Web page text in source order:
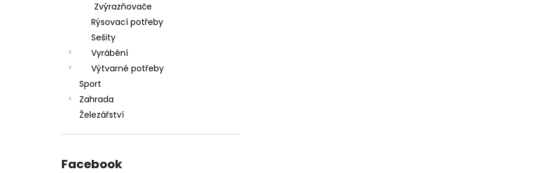
Zvýrazňovače
Rýsovací potřeby
Sešity
Vyrábění
Výtvarné potřeby
Sport
Zahrada
Železářství
Facebook